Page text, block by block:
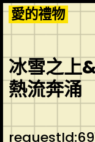
Skip
to
content
愛的禮物
冰雪之上
熱流奔涌